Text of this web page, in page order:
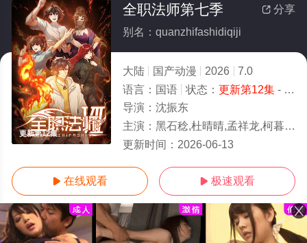
更新第12集
 分享
全职法师第七季
别名：quanzhifashidiqiji
大陆 国产动漫 2026
7.0
语言： 国语 状态： 更新第12集- 免费在线观看
导演： 沈振东
主演： 黑石稔,杜晴晴,孟祥龙,柯暮卿,孟阳,不一,谢添天,陈新玥,筱筝,高其昌,袁国庆,忙音
更新时间： 2026-06-13
 在线观看  极速观看